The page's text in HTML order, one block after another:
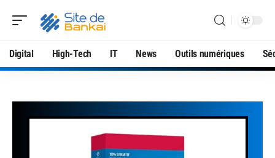
Digital High-Tech IT News Outils numériques